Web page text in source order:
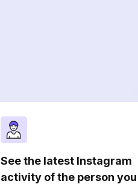
See the latest Instagram
activity of the person you